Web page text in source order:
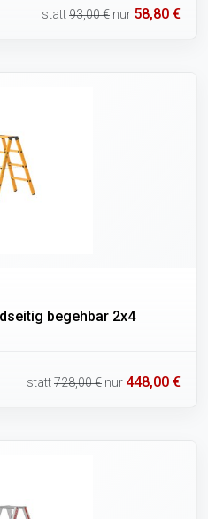
statt93,00 € nur 58,80 €
begehbar 2x4
statt728,00 € nur 448,00 €